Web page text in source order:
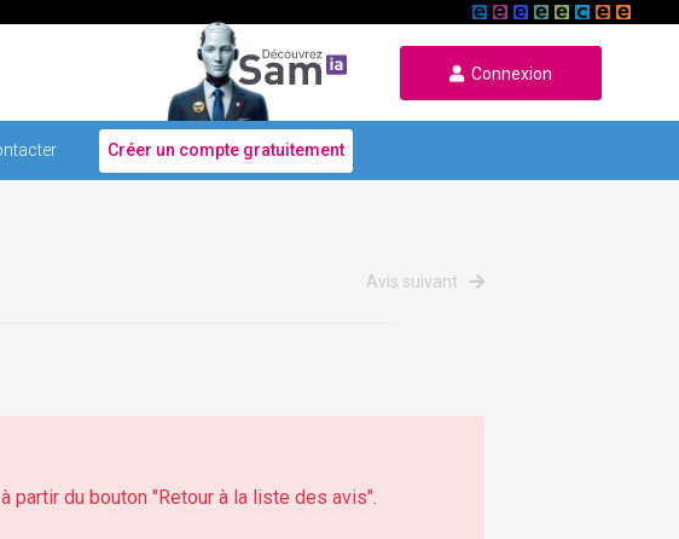
Connexion
Créer un compte gratuitement
Avis suivant
partir du bouton "Retour à la liste des avis".